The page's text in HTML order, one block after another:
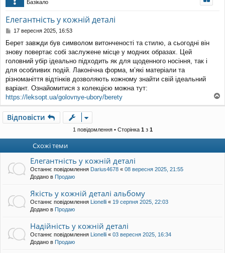
уп
Базікало
Елегантність у кожній деталі
П
в
і
д
о
л
е
н
н
я
17 вересня 2025, 16:53
Берет завжди був символом витонченості та стилю, а сьогодні він
знову повертає собі заслужене місце у модних образах. Цей
головний убір ідеально підходить як для щоденного носіння, так і
для особливих подій. Лаконічна форма, м’які матеріали та
різноманіття відтінків дозволяють кожному знайти свій ідеальний
варіант. Ознайомитися з колекцією можна тут:
https://leksopt.ua/golovnye-ubory/berety
о
Відповісти
1 повідомлення • Сторінка 1з 1
Схожі теми
Елегантність у кожній деталі
Останнє повідомлення Darius4678 « 08 вересня 2025, 21:55
Додано в Продаю
Якість у кожній деталі альбому
Останнє повідомлення Lionelli « 19 серпня 2025, 22:03
Додано в Продаю
Надійність у кожній деталі
Останнє повідомлення Lionelli « 03 вересня 2025, 16:34
Додано в Продаю